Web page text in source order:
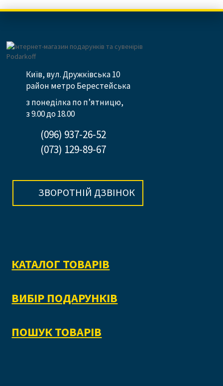
Київ, вул. Дружківська 10
район метро Берестейська
з понеділка по п’ятницю,
з 9.00 до 18.00
(096) 937-26-52
(073) 129-89-67
ЗВОРОТНІЙ ДЗВІНОК
КАТАЛОГ ТОВАРІВ
ВИБІР ПОДАРУНКІВ
ПОШУК ТОВАРІВ